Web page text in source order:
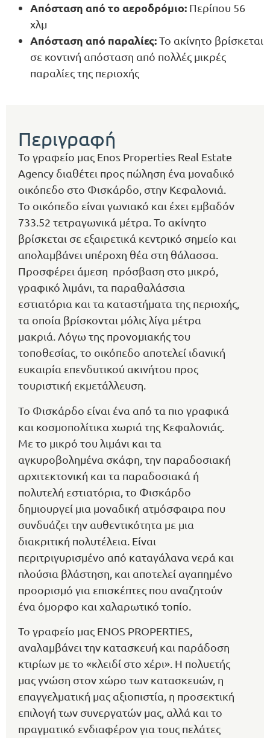
Απόσταση από το αεροδρόμιο: Περίπου 56
χλμ
Απόσταση από παραλίες:Το ακίνητο βρίσκεται
σε κοντινή απόσταση από πολλές μικρές
παραλίες της περιοχής
Περιγραφή
Το γραφείο μας Enos Properties Real Estate
Agency διαθέτει προς πώληση ένα μοναδικό
οικόπεδο στο Φισκάρδο, στην Κεφαλονιά.
Το οικόπεδο είναι γωνιακό και έχει εμβαδόν
733.52 τετραγωνικά μέτρα. Το ακίνητο
βρίσκεται σε εξαιρετικά κεντρικό σημείο και
απολαμβάνει υπέροχη θέα στη θάλασσα.
Προσφέρει άμεση πρόσβαση στο μικρό,
γραφικό λιμάνι, τα παραθαλάσσια
εστιατόρια και τα καταστήματα της περιοχής,
τα οποία βρίσκονται μόλις λίγα μέτρα
μακριά. Λόγω της προνομιακής του
τοποθεσίας, το οικόπεδο αποτελεί ιδανική
ευκαιρία επενδυτικού ακινήτου προς
τουριστική εκμετάλλευση.
Το Φισκάρδο είναι ένα από τα πιο γραφικά
και κοσμοπολίτικα χωριά της Κεφαλονιάς.
Με το μικρό του λιμάνι και τα
αγκυροβολημένα σκάφη, την παραδοσιακή
αρχιτεκτονική και τα παραδοσιακά ή
πολυτελή εστιατόρια, το Φισκάρδο
δημιουργεί μια μοναδική ατμόσφαιρα που
συνδυάζει την αυθεντικότητα με μια
διακριτική πολυτέλεια. Είναι
περιτριγυρισμένο από καταγάλανα νερά και
πλούσια βλάστηση, και αποτελεί αγαπημένο
προορισμό για επισκέπτες που αναζητούν
ένα όμορφο και χαλαρωτικό τοπίο.
Το γραφείο μας ENOS PROPERTIES,
αναλαμβάνει την κατασκευή και παράδοση
κτιρίων με το «κλειδί στο χέρι». Η πολυετής
μας γνώση στον χώρο των κατασκευών, η
επαγγελματική μας αξιοπιστία, η προσεκτική
επιλογή των συνεργατών μας, αλλά και το
πραγματικό ενδιαφέρον για τους πελάτες